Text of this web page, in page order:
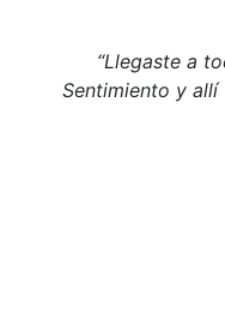
“Llegaste a
Sentimiento y allí